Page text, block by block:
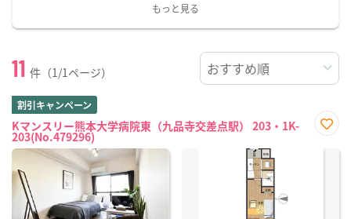
もっと見る
11 件（1/1ページ）
割引キャンペーン
Kマンスリー熊本大学病院東（九品寺交差点駅） 203・1K-
203(No.479296)
に入